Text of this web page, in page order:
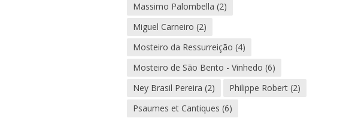
Massimo Palombella (2)
Miguel Carneiro (2)
Mosteiro da Ressurreição (4)
Mosteiro de São Bento - Vinhedo (6)
Ney Brasil Pereira (2) Philippe Robert (2)
Psaumes et Cantiques (6)